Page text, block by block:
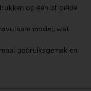
op één of beide
model, wat
gebruiksgemak en